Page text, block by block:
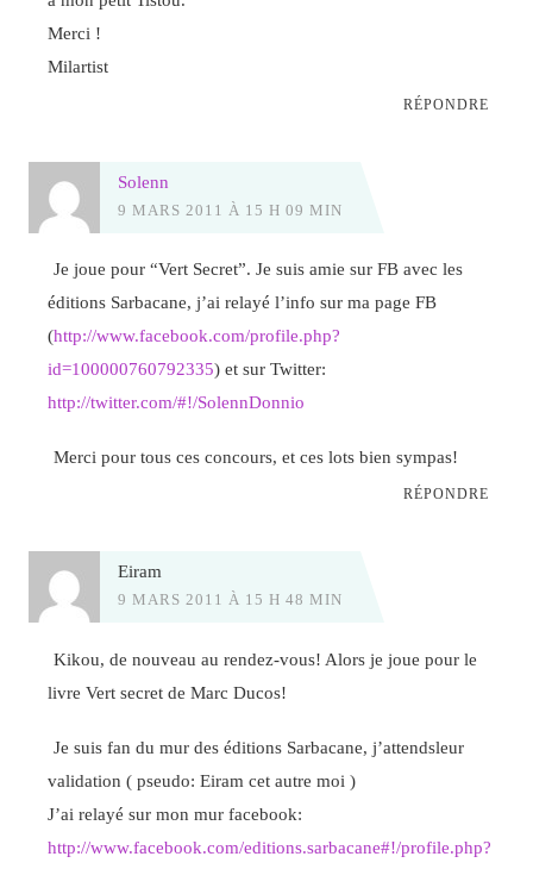
Merci !
Milartist
RÉPONDRE
Solenn
9 MARS 2011 À 15 H 09 MIN
Je joue pour “Vert Secret”. Je suis amie sur FB avec les
éditions Sarbacane, j’ai relayé l’info sur ma page FB
(http://www.facebook.com/profile.php?
id=100000760792335) et sur Twitter:
http://twitter.com/#!/SolennDonnio
Merci pour tous ces concours, et ces lots bien sympas!
RÉPONDRE
Eiram
9 MARS 2011 À 15 H 48 MIN
Kikou, de nouveau au rendez-vous! Alors je joue pour le
livre Vert secret de Marc Ducos!
Je suis fan du mur des éditions Sarbacane, j’attendsleur
validation ( pseudo: Eiram cet autre moi )
J’ai relayé sur mon mur facebook:
http://www.facebook.com/editions.sarbacane#!/profile.php?